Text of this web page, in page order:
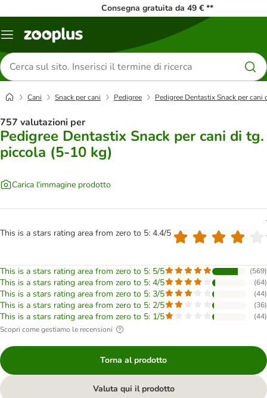
Consegna gratuita da 49 € **
Overview
Cerca
prodotti
Cani Snack per cani Pedigree Pedigree Dentastix Snack per
757 valutazioni per
Pedigree Dentastix Snack per cani di tg.
piccola (5-10 kg)
Carica l'immagine prodotto
This is a stars rating area from zero to 5: 4.4/5
This is a stars rating area from zero to 5: 5/5 (569)
This is a stars rating area from zero to 5: 4/5 (64)
This is a stars rating area from zero to 5: 3/5 (44)
This is a stars rating area from zero to 5: 2/5 (36)
This is a stars rating area from zero to 5: 1/5 (44)
Scopri come gestiamo le recensioni
Torna al prodotto
Valuta qui il prodotto